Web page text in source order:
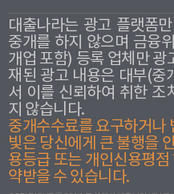
대출나라는 광고 플랫폼
중개를 하지 않으며 금융
개업 포함) 등록 업체만 광
재된 광고 내용은 대부(중
서 이를 신뢰하여 취한 조
지 않습니다.
중개수수료를 요구하거나
빛은 당신에게 큰 불행을
용등급 또는 개인신용평점
약받을 수 있습니다.